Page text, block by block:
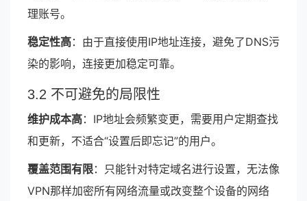
理账号。
稳定性高：由于直接使用IP地址连接，避免了DNS污
染的影响，连接更加稳定可靠。
3.2 不可避免的局限性
维护成本高：IP地址会频繁变更，需要用户定期查找
和更新，不适合“设置后即忘记”的用户。
覆盖范围有限：只能针对特定域名进行设置，无法像
VPN那样加密所有网络流量或改变整个设备的网络